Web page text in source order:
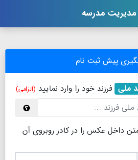
مدیریت مدرسه
پیش ثبت نام
ملی فرزند خود را وارد نمایید (الزامی)
داخل عکس را در کادر روبروی آن